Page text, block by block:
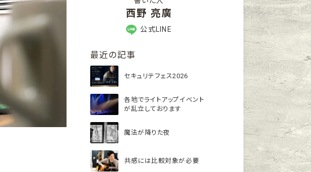
西野 亮廣
公式LINE
最近の記事
セキュリテフェス2026
各地でライトアップイベント
が乱立しております
魔法が降りた夜
共感には比較対象が必要